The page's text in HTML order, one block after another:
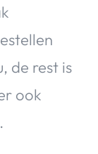
de rest is
ook